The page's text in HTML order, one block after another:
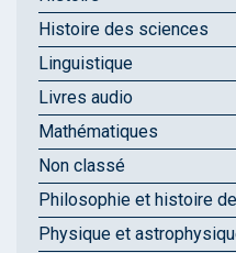
Histoire des sciences
Linguistique
Livres audio
Mathématiques
Non classé
Philosophie et histoire
Physique et